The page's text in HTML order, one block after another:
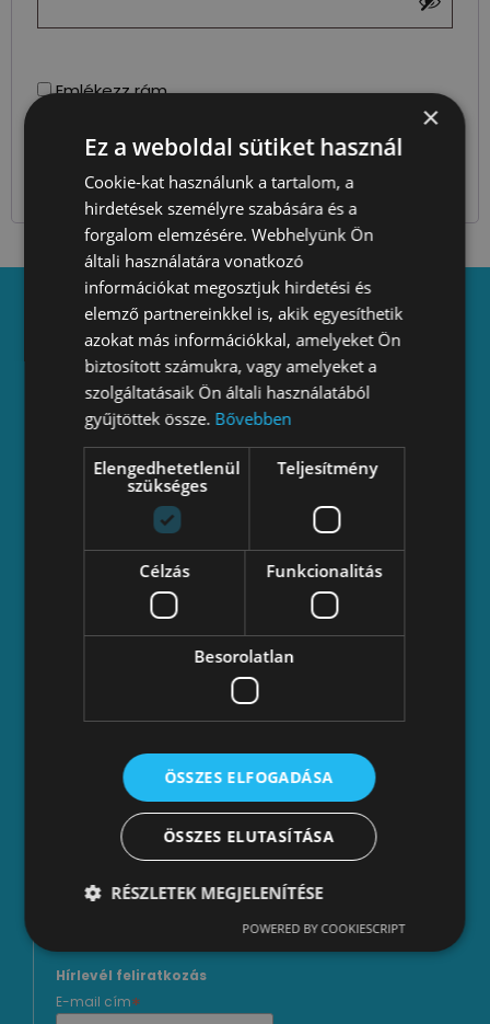
Emlékezz rám
Elfelejtett jelszó?
Adatkezelési tájékoztató
Alapszabály
ÁSZF
Bejegyzés
Beszámolók
Esélyegyenlőségi terv
Támogatási szerződési feltételek
Lépjünk kapcsolatba!
telefon: +36 70 883 3033
e-mail: info _kukac_ valyo.hu
– facebook:valyovalyo
– instagram:valyo
– youtube:
Hírlevél feliratkozás
E-mail cím*
×
Ez a weboldal sütiket használ
Cookie-kat használunk a tartalom, a
hirdetések személyre szabására és a
forgalom elemzésére. Webhelyünk Ön
általi használatára vonatkozó
információkat megosztjuk hirdetési és
elemző partnereinkkel is, akik egyesíthetik
azokat más információkkal, amelyeket Ön
biztosított számukra, vagy amelyeket a
szolgáltatásaik Ön általi használatából
gyűjtöttek össze. Bővebben
Elengedhetetlenül
szükséges
Teljesítmény
Célzás Funkcionalitás
Besorolatlan
ÖSSZES ELFOGADÁSA
ÖSSZES ELUTASÍTÁSA
RÉSZLETEK MEGJELENÍTÉSE
POWERED BY COOKIESCRIPT